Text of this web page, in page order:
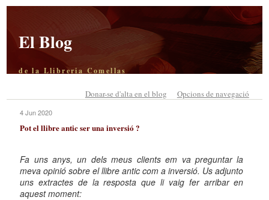
El Blog
de la Llibreria Comellas
Donar-se d'alta en el blog Opcions de navegació
4 Jun 2020
Pot el llibre antic ser una inversió ?
Fa uns anys, un dels meus clients em va preguntar la
meva opinió sobre el llibre antic com a inversió. Us adjunto
uns extractes de la resposta que li vaig fer arribar en
aquest moment: